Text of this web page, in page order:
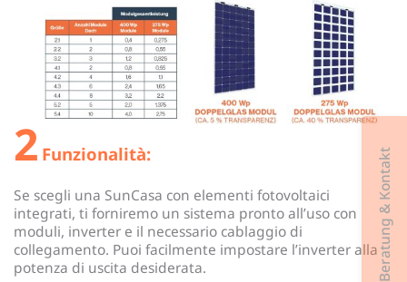
2 Funzionalità:
Se scegli una SunCasa con elementi fotovoltaici
integrati, ti forniremo un sistema pronto all’uso con
moduli, inverter e il necessario cablaggio di
collegamento. Puoi facilmente impostare l’inverter alla
potenza di uscita desiderata.
Beratung & Kontakt